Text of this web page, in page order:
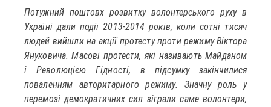
Потужний поштовх розвитку волонтерського руху в
Україні дали події 2013-2014 років, коли сотні тисяч
людей вийшли на акції протесту проти режиму Віктора
Януковича. Масові протести, які називають Майданом
і Революцією Гідності, в підсумку закінчилися
поваленням авторитарного режиму. Значну роль у
перемозі демократичних сил зіграли саме волонтери,